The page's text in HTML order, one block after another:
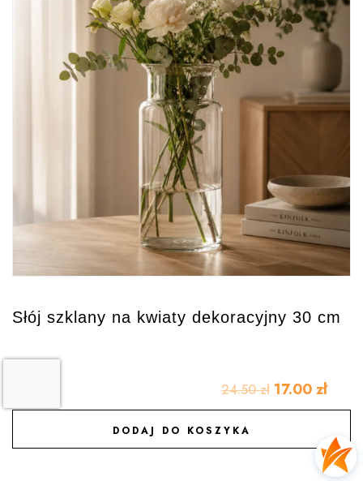
Słój szklany na kwiaty dekoracyjny 30 cm
24.50zł 17.00 zł
DODAJ DO KOSZYKA
DODAJ DO ULUBIONYCH